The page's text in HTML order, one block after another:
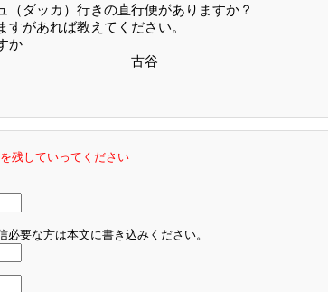
（ダッカ）行きの直行便がありますか？
すがあれば教えてください。
返信できますか
谷
残していってください
要な方は本文に書き込みください。